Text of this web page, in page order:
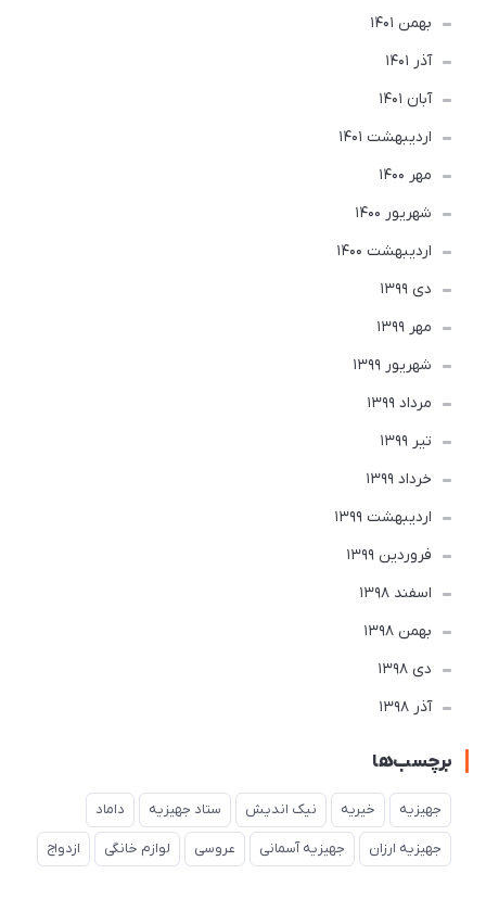
بهمن 1401
آذر 1401
آبان 1401
ارديبهشت 1401
مهر 1400
شهریور 1400
ارديبهشت 1400
دی 1399
مهر 1399
شهریور 1399
مرداد 1399
تير 1399
خرداد 1399
ارديبهشت 1399
فروردین 1399
اسفند 1398
بهمن 1398
دی 1398
آذر 1398
برچسب‌ها
جهیزیه خیریه نیک اندیش ستاد جهیزیه داماد
جهیزیه ارزان جهیزیه آسمانی عروسی لوازم خانگی ازدواج